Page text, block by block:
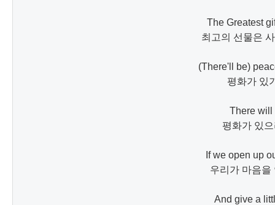
The Greatest
최고의 선물은
(There'll be)
평화가 있
There will
평화가 있
If we open up
우리가 마음을
And give a